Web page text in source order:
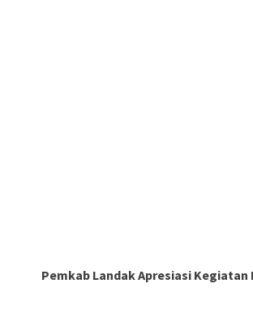
Pemkab Landak Apresiasi Kegiatan